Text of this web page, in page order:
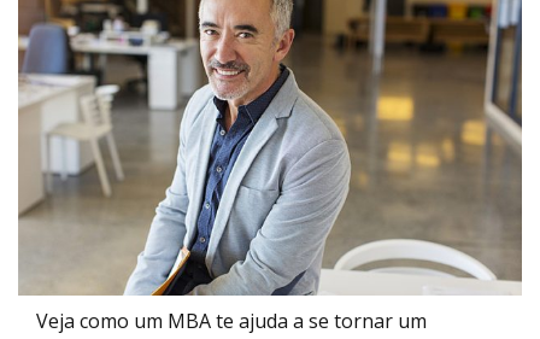
Veja como um MBA te ajuda a se tornar um